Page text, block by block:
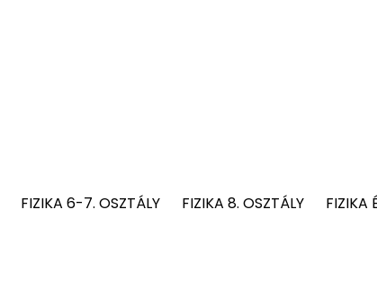
FIZIKA 6-7. OSZTÁLY FIZIKA 8. OSZTÁLY FIZIKA